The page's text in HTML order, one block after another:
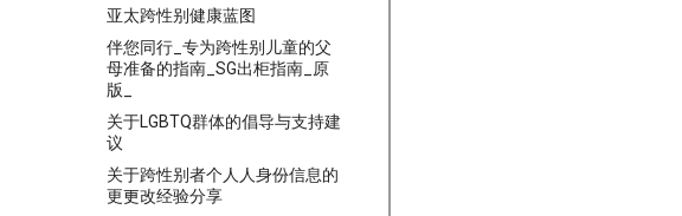
亚太跨性别健康蓝图
伴您同行_专为跨性别儿童的父
母准备的指南_SG出柜指南_原
版_
关于LGBTQ群体的倡导与支持建
议
关于跨性别者个⼈人身份信息的
更更改经验分享